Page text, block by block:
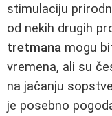
stimulaciju
od nekih drugih
tretmana mogu
vremena, ali su
na jačanju
je posebno